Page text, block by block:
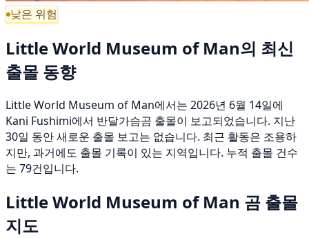
낮은 위험
Little World Museum of Man의 최신
출몰 동향
Little World Museum of Man에서는 2026년 6월 14일에
Kani Fushimi에서 반달가슴곰 출몰이 보고되었습니다. 지난
30일 동안 새로운 출몰 보고는 없습니다. 최근 활동은 조용하
지만, 과거에도 출몰 기록이 있는 지역입니다. 누적 출몰 건수
는 79건입니다.
Little World Museum of Man 곰 출몰
지도